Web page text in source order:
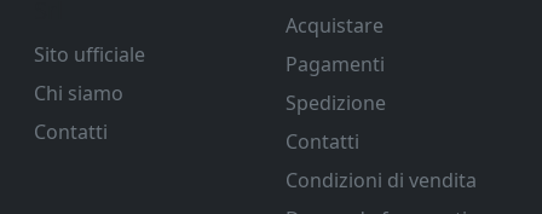
Sito ufficiale
Chi siamo
Contatti
Acquistare
Pagamenti
Spedizione
Contatti
Condizioni di vendita